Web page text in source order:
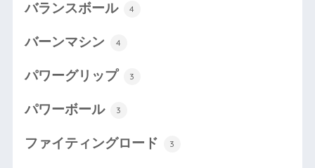
バランスボール 4
バーンマシン 4
パワーグリップ 3
パワーボール 3
ファイティングロード 3